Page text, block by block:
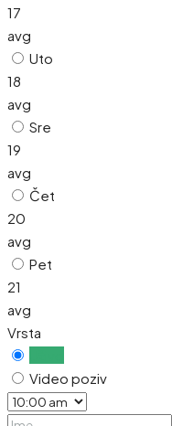
17
avg
Uto
18
avg
Sre
19
avg
Čet
20
avg
Pet
21
avg
Vrsta
Video poziv